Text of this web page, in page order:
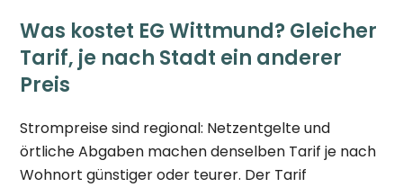
Was kostet EG Wittmund? Gleicher
Tarif, je nach Stadt ein anderer
Preis
Strompreise sind regional: Netzentgelte und
örtliche Abgaben machen denselben Tarif je nach
Wohnort günstiger oder teurer. Der Tarif